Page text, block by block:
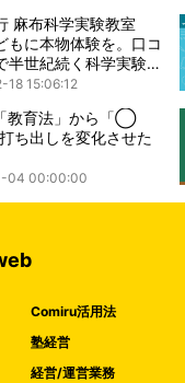
麻布科学実験教室
もに本物体験を。口コ
半世紀続く科学実験教
18 15:06:12
教育法」から「◯
ち出しを変化させた
04 00:00:00
Comiru活用法
塾経営
経営/運営業務